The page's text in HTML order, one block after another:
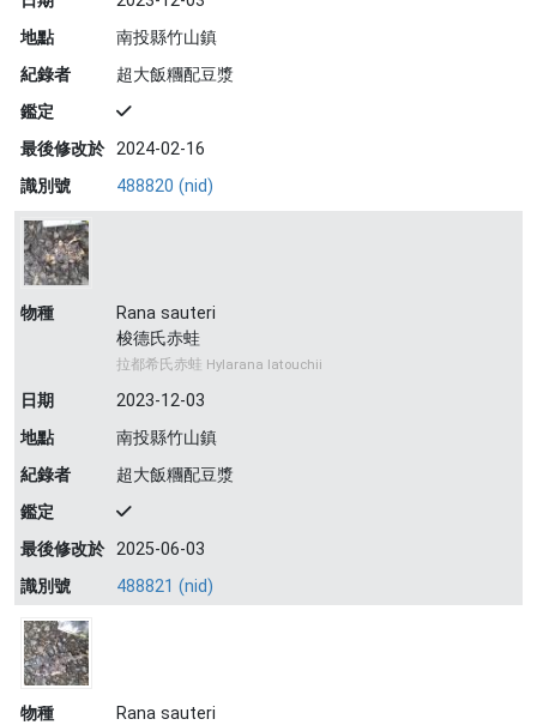
地點
南投縣竹山鎮
紀錄者
超大飯糰配豆漿
鑑定
最後修改於 2024-02-16
識別號
488820 (nid)
物種
Rana sauteri
梭德氏赤蛙
拉都希氏赤蛙 Hylarana latouchii
日期
2023-12-03
地點
南投縣竹山鎮
紀錄者
超大飯糰配豆漿
鑑定
最後修改於 2025-06-03
識別號
488821 (nid)
物種
Rana sauteri